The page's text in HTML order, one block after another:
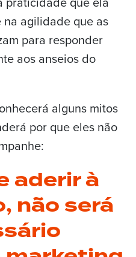
agilidade que as
para responder
aos anseios do
alguns mitos
por que eles não
aderir à
não será